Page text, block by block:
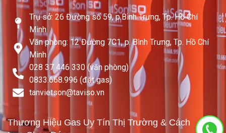
Trụ sở: 26 Đường số 59, p.Bình Trưng, Tp. Hồ Chí
Minh
Văn phòng: 12 Đường 7C1, p. Bình Trưng, Tp. Hồ Chí
Minh
028 37 446 330 (văn phòng)
0833.668.996 (đặt gas)
tanvietson@taviso.vn​
Thương Hiệu Gas Uy Tín Thị Trường & Cách